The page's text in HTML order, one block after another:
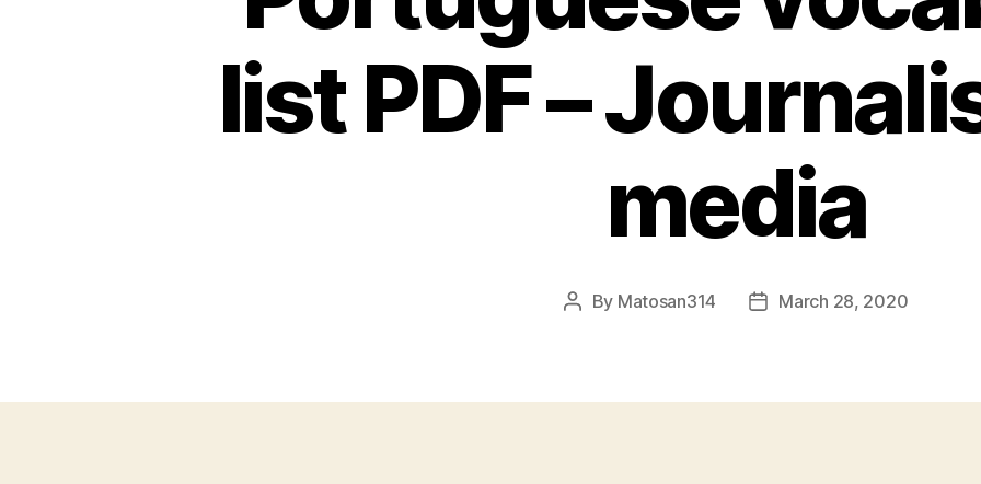
list PDF –
media
Post
By Matosan314
PostMarch 28, 2020